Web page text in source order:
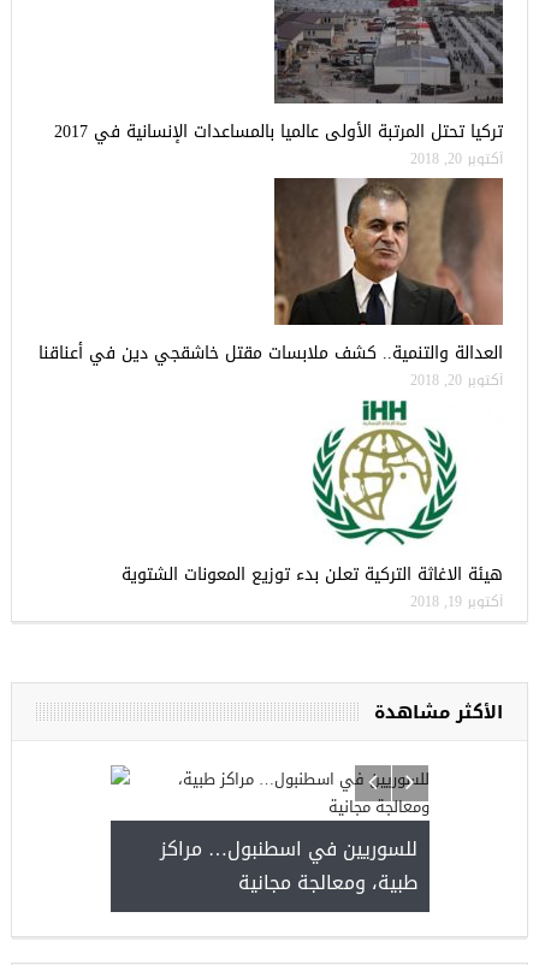
تركيا تحتل المرتبة الأولى عالميا بالمساعدات الإنسانية في 2017
أكتوبر 20, 2018
العدالة والتنمية.. كشف ملابسات مقتل خاشقجي دين في أعناقنا
أكتوبر 20, 2018
هيئة الاغاثة التركية تعلن بدء توزيع المعونات الشتوية
أكتوبر 19, 2018
الأكثر مشاهدة
للسوريين في اسطنبول… مراكز
طبية، ومعالجة مجانية